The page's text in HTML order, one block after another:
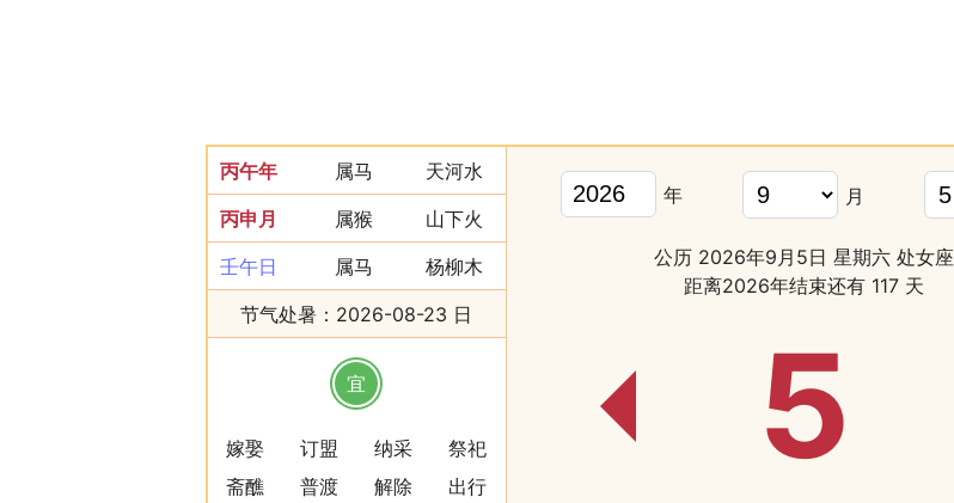
丙午年 属马
天河水
丙申月
属猴
山下火
壬午日
属马
杨柳木
节气处暑：2026-08-23 日
宜
嫁娶 订盟 纳采
祭祀
斋醮
普渡 解除
出行
年 月
公历 2026年9月5日 星期六 处女座
距离2026年结束还有 117 天
5